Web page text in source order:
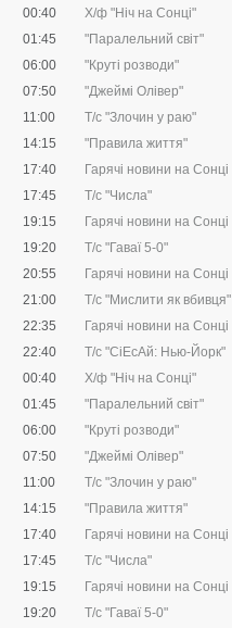
00:40
Х/ф "Ніч на Сонці"
01:45
"Паралельний світ"
06:00
"Круті розводи"
07:50
"Джеймі Олівер"
11:00
Т/с "Злочин у раю"
14:15
"Правила життя"
17:40
Гарячі новини на Сонці
17:45
Т/с "Числа"
19:15
Гарячі новини на Сонці
19:20
Т/с "Гаваї 5-0"
20:55
Гарячі новини на Сонці
21:00
Т/с "Мислити як вбивця"
22:35
Гарячі новини на Сонці
22:40
Т/с "CіЕсАй: Нью-Йорк"
00:40
Х/ф "Ніч на Сонці"
01:45
"Паралельний світ"
06:00
"Круті розводи"
07:50
"Джеймі Олівер"
11:00
Т/с "Злочин у раю"
14:15
"Правила життя"
17:40
Гарячі новини на Сонці
17:45
Т/с "Числа"
19:15
Гарячі новини на Сонці
19:20
Т/с "Гаваї 5-0"